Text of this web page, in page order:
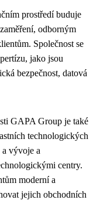
prostředí buduje
odborným
Společnost se
jako jsou
bezpečnost, datová
GAPA Group je také
technologických
vývoje a
centry.
moderní a
jejich obchodních